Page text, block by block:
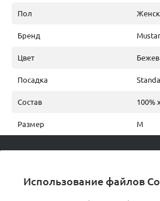
Использование файлов
Пол
Бренд
Цвет
Посадка
Состав 100%
Размер M